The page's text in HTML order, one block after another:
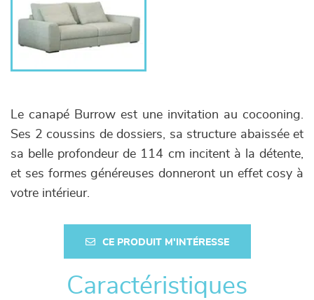
Le canapé Burrow est une invitation au cocooning.
Ses 2 coussins de dossiers, sa structure abaissée et
sa belle profondeur de 114 cm incitent à la détente,
et ses formes généreuses donneront un effet cosy à
votre intérieur.
CE PRODUIT M'INTÉRESSE
Caractéristiques